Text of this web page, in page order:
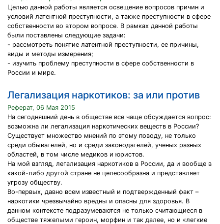
Целью данной работы является освещение вопросов причин и
условий латентной преступности, а также преступности в сфере
собственности во втором вопросе. В рамках данной работы
были поставлены следующие задачи:
- рассмотреть понятие латентной преступности, ее причины,
виды и методы измерения;
- изучить проблему преступности в сфере собственности в
России и мире.
Легализация наркотиков: за или против
Реферат, 06 Мая 2015
На сегодняшний день в обществе все чаще обсуждается вопрос:
возможна ли легализация наркотических веществ в России?
Существует множество мнений по этому поводу, не только
среди обывателей, но и среди законодателей, ученых разных
областей, в том числе медиков и юристов.
На мой взгляд, легализация наркотиков в России, да и вообще в
какой-либо другой стране не целесообразна и представляет
угрозу обществу.
Во-первых, давно всем известный и подтвержденный факт –
наркотики чрезвычайно вредны и опасны для здоровья. В
данном контексте подразумеваются не только считающиеся в
обществе тяжелыми героин, морфин и так далее, но и «легкие